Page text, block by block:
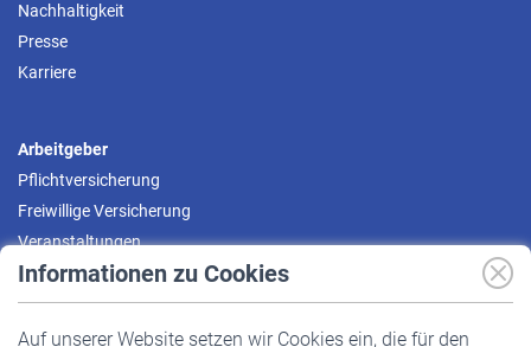
Informationen zu Cookies
Auf unserer Website setzen wir Cookies ein, die für den
Nachhaltigkeit
Presse
Karriere
Arbeitgeber
Pflichtversicherung
Freiwillige Versicherung
Veranstaltungen